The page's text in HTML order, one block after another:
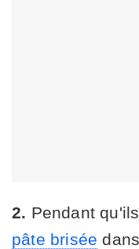
2. Pendant
pâte brisée